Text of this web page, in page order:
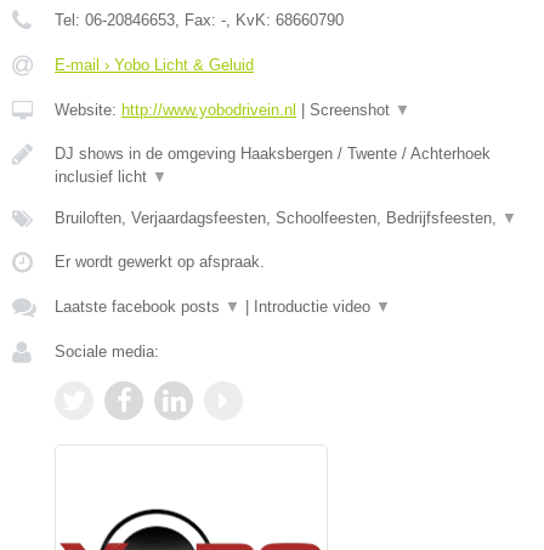
Tel: 06-20846653 , Fax: - , KvK: 68660790
E-mail › Yobo Licht & Geluid
Website: http://www.yobodrivein.nl Screenshot ▼
DJ shows in de omgeving Haaksbergen / Twente / Achterhoek
inclusief licht ▼
Bruiloften, Verjaardagsfeesten, Schoolfeesten, Bedrijfsfeesten, ▼
Er wordt gewerkt op afspraak.
Laatste facebook posts ▼ Introductie video ▼
Sociale media: